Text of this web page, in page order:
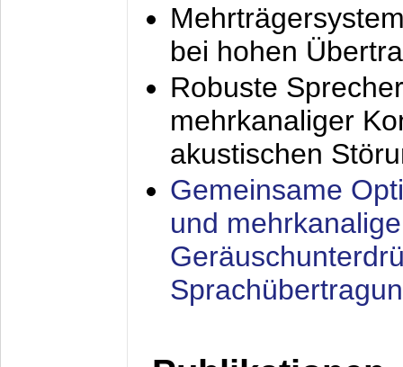
bei hohen
Robuste
mehrkanaliger
akustischen
Gemeinsame
und